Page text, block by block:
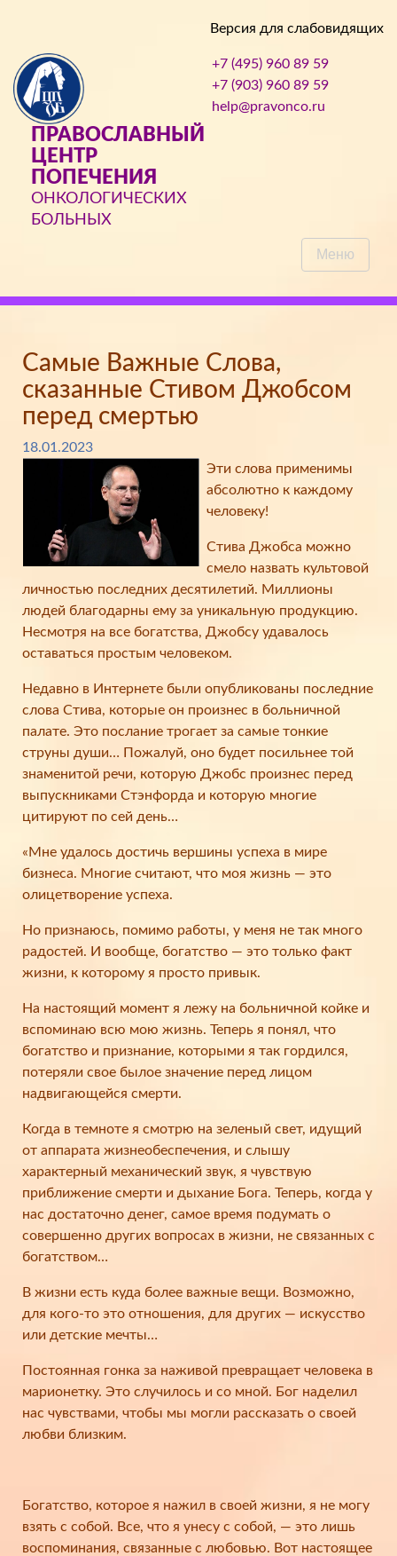
Версия для слабовидящих
ПРАВОСЛАВНЫЙ
ЦЕНТР
ПОПЕЧЕНИЯ
ОНКОЛОГИЧЕСКИХ
БОЛЬНЫХ
+7 (495) 960 89 59
+7 (903) 960 89 59
help@pravonco.ru
Меню
Самые Важные Слова,
сказанные Стивом Джобсом
перед смертью
18.01.2023
Эти слова применимы
абсолютно к каждому
человеку!
Стива Джобса можно
смело назвать культовой
личностью последних десятилетий. Миллионы
людей благодарны ему за уникальную продукцию.
Несмотря на все богатства, Джобсу удавалось
оставаться простым человеком.
Недавно в Интернете были опубликованы последние
слова Стива, которые он произнес в больничной
палате. Это послание трогает за самые тонкие
струны души… Пожалуй, оно будет посильнее той
знаменитой речи, которую Джобс произнес перед
выпускниками Стэнфорда и которую многие
цитируют по сей день…
«Мне удалось достичь вершины успеха в мире
бизнеса. Многие считают, что моя жизнь — это
олицетворение успеха.
Но признаюсь, помимо работы, у меня не так много
радостей. И вообще, богатство — это только факт
жизни, к которому я просто привык.
На настоящий момент я лежу на больничной койке и
вспоминаю всю мою жизнь. Теперь я понял, что
богатство и признание, которыми я так гордился,
потеряли свое былое значение перед лицом
надвигающейся смерти.
Когда в темноте я смотрю на зеленый свет, идущий
от аппарата жизнеобеспечения, и слышу
характерный механический звук, я чувствую
приближение смерти и дыхание Бога. Теперь, когда у
нас достаточно денег, самое время подумать о
совершенно других вопросах в жизни, не связанных с
богатством…
В жизни есть куда более важные вещи. Возможно,
для кого-то это отношения, для других — искусство
или детские мечты…
Постоянная гонка за наживой превращает человека в
марионетку. Это случилось и со мной. Бог наделил
нас чувствами, чтобы мы могли рассказать о своей
любви близким.
Богатство, которое я нажил в своей жизни, я не могу
взять с собой. Все, что я унесу с собой, — это лишь
воспоминания, связанные с любовью. Вот настоящее